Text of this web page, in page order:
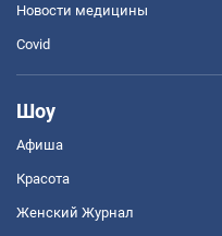
Новости медицины
Covid
Шоу
Афиша
Красота
Женский Журнал